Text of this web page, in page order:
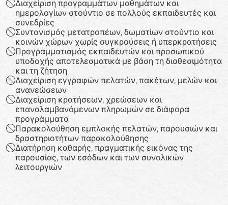
Διαχείριση προγραμμάτων μαθημάτων και
ημερολογίων στούντιο σε πολλούς εκπαιδευτές και
συνεδρίες
Συντονισμός μετατροπέων, δωματίων στούντιο και
κοινών χώρων χωρίς συγκρούσεις ή υπερκρατήσεις
Προγραμματισμός εκπαιδευτών και προσωπικού
υποδοχής αποτελεσματικά με βάση τη διαθεσιμότητα
και τη ζήτηση
Διαχείριση εγγραφών πελατών, πακέτων, μελών και
ανανεώσεων
Διαχείριση κρατήσεων, χρεώσεων και
επαναλαμβανόμενων πληρωμών σε διάφορα
προγράμματα
Παρακολούθηση εμπλοκής πελατών, παρουσιών και
δραστηριοτήτων παρακολούθησης
Διατήρηση καθαρής, πραγματικής εικόνας της
παρουσίας, των εσόδων και των συνολικών
λειτουργιών